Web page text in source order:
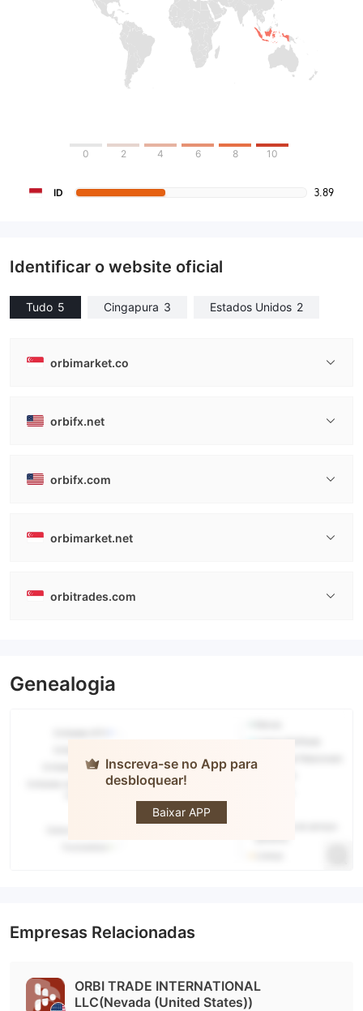
0 2 4 6 8 10
ID 3.89
Identificar o website oficial
Tudo 5 Cingapura 3 Estados Unidos 2
orbimarket.co
orbifx.net
orbifx.com
orbimarket.net
orbitrades.com
Genealogia
Inscreva-se no App para
desbloquear!
Baixar APP
ORBI
Empresas Relacionadas
ORBI TRADE INTERNATIONAL
LLC(Nevada (United States))